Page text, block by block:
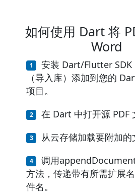
如何使用 Dart 将
Word
安装 Dart/Flutter SDK
（导入库）添加到您的
项目。
在 Dart 中打开源 PDF
从云存储加载要附加的
调用
方法，传递带有所需扩展
件名。